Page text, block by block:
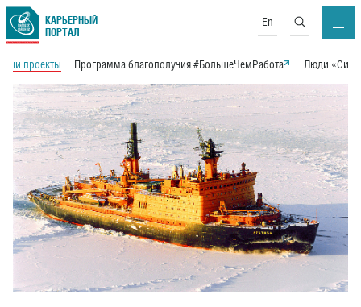
КАРЬЕРНЫЙ
ПОРТАЛ
En
проекты Программа благополучия #БольшеЧемРабота Люди